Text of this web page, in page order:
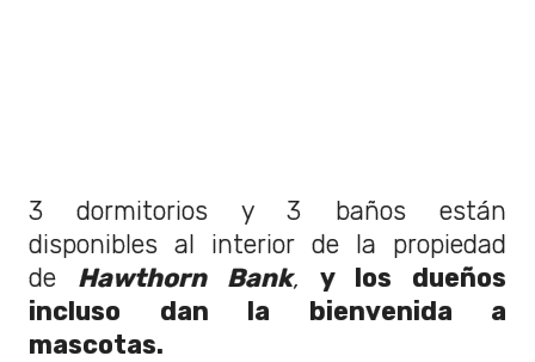
3 dormitorios y 3 baños están
disponibles al interior de la propiedad
de Hawthorn Bank, y los dueños
incluso dan la bienvenida a
mascotas.